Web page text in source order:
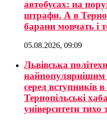
автобусах: на
штрафи. А в
барани мовчать і
05.08.2026, 09:09
Львівська
найпопулярнішим
серед вступників в
Тернопільські
університети тихо